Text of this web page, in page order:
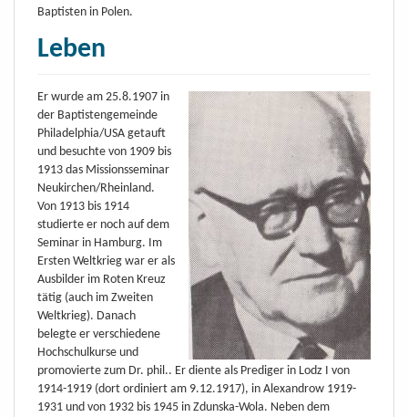
Baptisten in Polen.
Leben
Er wurde am 25.8.1907 in
der Baptistengemeinde
Philadelphia/USA getauft
und besuchte von 1909 bis
1913 das Missionsseminar
Neukirchen/Rheinland.
Von 1913 bis 1914
studierte er noch auf dem
Seminar in Hamburg. Im
Ersten Weltkrieg war er als
Ausbilder im Roten Kreuz
tätig (auch im Zweiten
Weltkrieg). Danach
belegte er verschiedene
Hochschulkurse und
promovierte zum Dr. phil.. Er diente als Prediger in Lodz I von
1914-1919 (dort ordiniert am 9.12.1917), in Alexandrow 1919-
1931 und von 1932 bis 1945 in Zdunska-Wola. Neben dem